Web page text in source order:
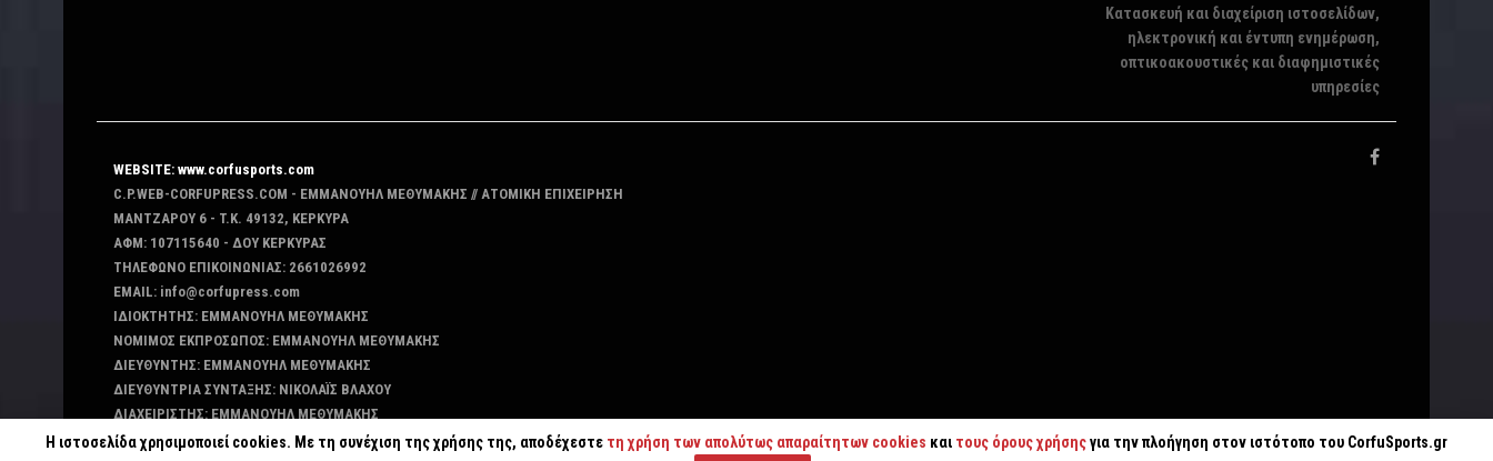
Κατασκευή και διαχείριση ιστοσελίδων,
ηλεκτρονική και έντυπη ενημέρωση,
οπτικοακουστικές και διαφημιστικές
υπηρεσίες
WEBSITE: www.corfusports.com
C.P.WEB-CORFUPRESS.COM - ΕΜΜΑΝΟΥΗΛ ΜΕΘΥΜΑΚΗΣ // ΑΤΟΜΙΚΗ ΕΠΙΧΕΙΡΗΣΗ
MANTZAΡΟΥ 6 - T.K. 49132, ΚΕΡΚΥΡΑ
ΑΦΜ: 107115640 - ΔΟΥ ΚΕΡΚΥΡΑΣ
ΤΗΛΕΦΩΝΟ ΕΠΙΚΟΙΝΩΝΙΑΣ: 2661026992
EMAIL: info@corfupress.com
ΙΔΙΟΚΤΗΤΗΣ: EMMANOYΗΛ ΜΕΘΥΜΑΚΗΣ
ΝΟΜΙΜΟΣ ΕΚΠΡΟΣΩΠΟΣ: EMMANOYΗΛ ΜΕΘΥΜΑΚΗΣ
ΔΙΕΥΘΥΝΤΗΣ: EMMANOYΗΛ ΜΕΘΥΜΑΚΗΣ
ΔΙΕΥΘΥΝΤΡΙΑ ΣΥΝΤΑΞΗΣ: ΝΙΚΟΛΑΪΣ ΒΛΑΧΟΥ
ΔΙΑΧΕΙΡΙΣΤΗΣ: EMMANOYΗΛ ΜΕΘΥΜΑΚΗΣ
ΔΙΚΑΙΟΥΧΟΣ DOMAIN: ΕΜΜΑΝΟΥΗΛ ΜΕΘΥΜΑΚΗΣ
Η ιστοσελίδα χρησιμοποιεί cookies. Με τη συνέχιση της χρήσης της, αποδέχεστε τη χρήση των απολύτως απαραίτητων cookies και τους όρους χρήσηςγια την πλοήγηση στον ιστότοπο του CorfuSports.gr